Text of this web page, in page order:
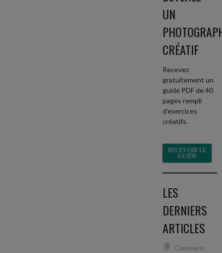
UN
CRÉATIF
Recevez
gratuitement un
guide PDF de 40
pages rempli
d’exercices
créatifs.
RECEVOIR LE
GUIDE
LES
DERNIERS
ARTICLES
Comment